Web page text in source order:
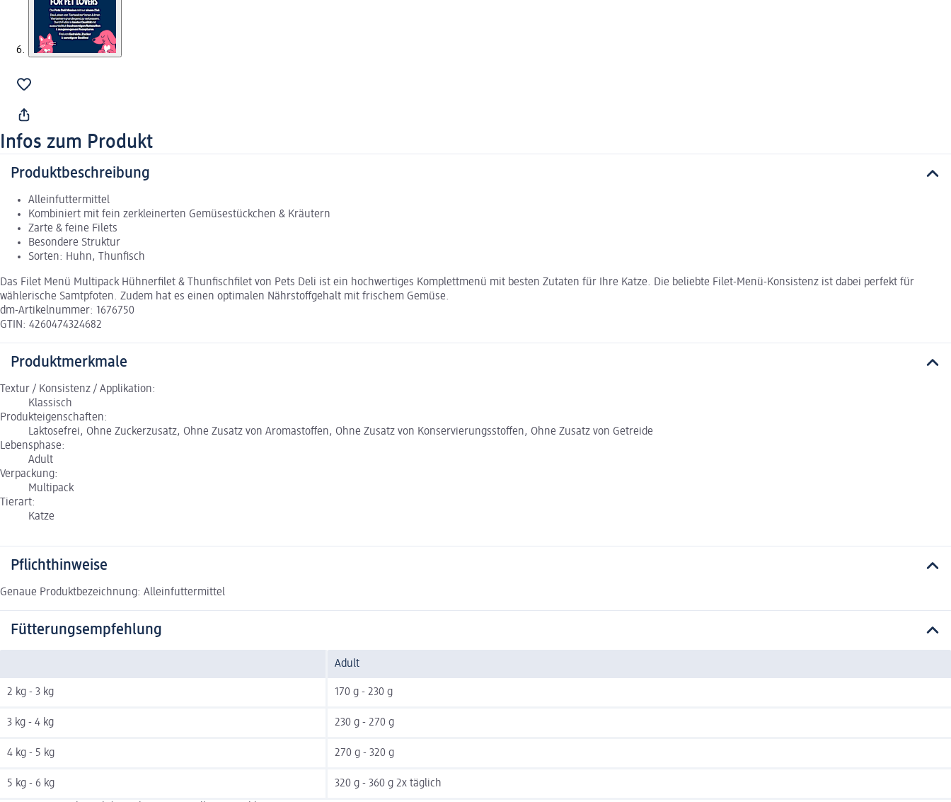
Infos zum Produkt
Produktbeschreibung
Alleinfuttermittel
Kombiniert mit fein zerkleinerten Gemüsestückchen & Kräutern
Zarte & feine Filets
Besondere Struktur
Sorten: Huhn, Thunfisch
Das Filet Menü Multipack Hühnerfilet & Thunfischfilet von Pets Deli ist ein hochwertiges Komplettmenü mit besten Zutaten für Ihre Katze. Die beliebte Filet-Menü-Konsistenz ist dabei perfekt für
wählerische Samtpfoten. Zudem hat es einen optimalen Nährstoffgehalt mit frischem Gemüse.
dm-Artikelnummer: 1676750
GTIN: 4260474324682
Produktmerkmale
Textur / Konsistenz / Applikation:
Klassisch
Produkteigenschaften:
Laktosefrei, Ohne Zuckerzusatz, Ohne Zusatz von Aromastoffen, Ohne Zusatz von Konservierungsstoffen, Ohne Zusatz von Getreide
Lebensphase:
Adult
Verpackung:
Multipack
Tierart:
Katze
Pflichthinweise
Genaue Produktbezeichnung: Alleinfuttermittel
Fütterungsempfehlung
Adult
2 kg - 3 kg 170 g - 230 g
3 kg - 4 kg 230 g - 270 g
4 kg - 5 kg 270 g - 320 g
5 kg - 6 kg 320 g - 360 g 2x täglich